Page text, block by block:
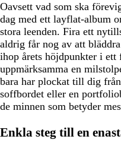
Oavsett vad som ska
dag med ett layflat-album
stora leenden. Fira ett
aldrig får nog av att
ihop årets höjdpunkter i
uppmärksamma en
bara har plockat till dig
soffbordet eller en
de minnen som betyder
Enkla steg till en